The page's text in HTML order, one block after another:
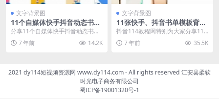
文字背景图
11个自媒体快手抖音动态书单
模板素材(mp4视频格式)
分享11个自媒体快手抖音动态书单
模板素材，此模板为mp4视频格
式，配合cute ...
7 年前 14.2K
文字背景图
11张快手、抖音书单模板背景
图片素材
抖音114教程网特别为大家分享11
张高清、漂亮的快手、抖音书单模
板背景图片，利用...
7 年前 35.5K
2021 dy114短视频资源网 www.dy114.com - All rights reserved 江安县柔软
时光电子商务有限公司
蜀ICP备19001320号-1